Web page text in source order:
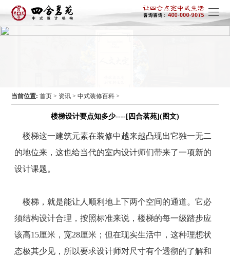
当前位置: 首页 > 资讯 >中式装修百科 >
楼梯设计要点知多少----[四合茗苑](图文)
楼梯这一建筑元素在装修中越来越凸现出它独一无二
的地位来，这也给当代的室内设计师们带来了一项新的
设计课题。
楼梯，就是能让人顺利地上下两个空间的通道。它必
须结构设计合理，按照标准来说，楼梯的每一级踏步应
该高15厘米，宽28厘米；但在现实生活中，这种理想状
态极其少见，所以要求设计师对尺寸有个透彻的了解和